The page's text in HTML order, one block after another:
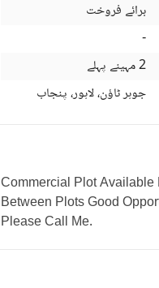
برائے فروخت
-
2 مہینے پہلے
جوہر ٹاؤن، لاہور، پنجاب
Commercial Plot
Between Plots Good
Please Call Me.